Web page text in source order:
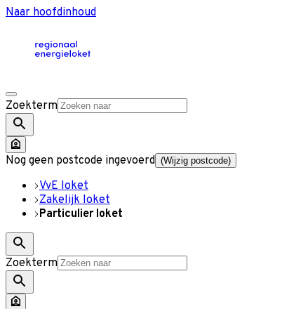
Naar hoofdinhoud
Zoekterm
Nog geen postcode ingevoerd (Wijzig postcode)
VvE loket
Zakelijk loket
Particulier loket
Zoekterm